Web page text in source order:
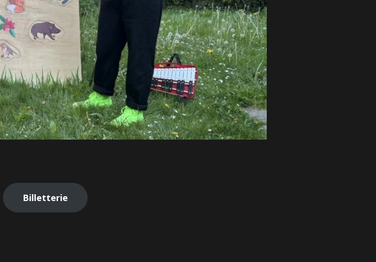
Billetterie